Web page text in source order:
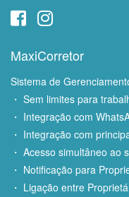
MaxiCorretor
Sistema de
・ Sem limites para
・ Integração com
・ Integração com
・ Acesso simultâneo ao
・ Notificação para
・ Ligação entre